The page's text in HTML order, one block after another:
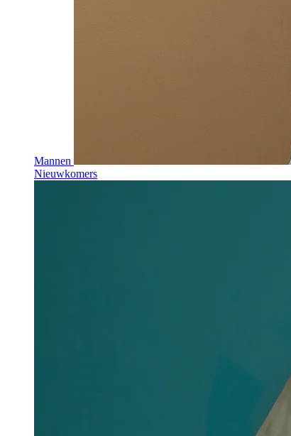
Mannen
Nieuwkomers